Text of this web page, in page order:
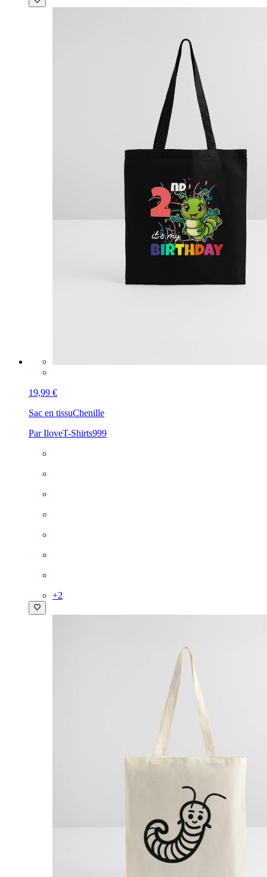
19,99 €
Sac en tissuChenille
Par IloveT-Shirts999
+2